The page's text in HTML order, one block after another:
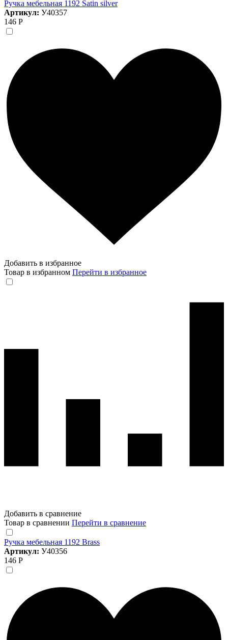
Ручка мебельная 1192 Satin silver
Артикул: У40357
146 Р
Добавить в избранное
Товар в избранном Перейти в избранное
Добавить в сравнение
Товар в сравнении Перейти в сравнение
Ручка мебельная 1192 Brass
Артикул: У40356
146 Р